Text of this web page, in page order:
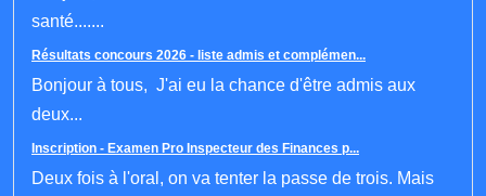
santé.......
Résultats concours 2026 - liste admis et complémen...
Bonjour à tous, J'ai eu la chance d'être admis aux
deux...
Inscription - Examen Pro Inspecteur des Finances p...
Deux fois à l'oral, on va tenter la passe de trois. Mais